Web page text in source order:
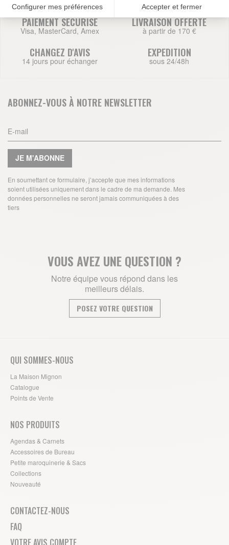
PAIEMENT SECURISE
Visa, MasterCard, Amex
LIVRAISON OFFERTE
à partir de 170 €
CHANGEZ D'AVIS
14 jours pour échanger
EXPEDITION
sous 24/48h
ABONNEZ-VOUS À NOTRE NEWSLETTER
JE M'ABONNE
En soumettant ce formulaire, j’accepte que mes informations
soient utilisées uniquement dans le cadre de ma demande. Mes
données personnelles ne seront jamais communiquées à des
tiers
VOUS AVEZ UNE QUESTION ?
Notre équipe vous répond dans les
meilleurs délais.
POSEZ VOTRE QUESTION
QUI SOMMES-NOUS
La Maison Mignon
Catalogue
Points de Vente
NOS PRODUITS
Agendas & Carnets
Accessoires de Bureau
Petite maroquinerie & Sacs
Collections
Nouveauté
CONTACTEZ-NOUS
FAQ
VOTRE AVIS COMPTE